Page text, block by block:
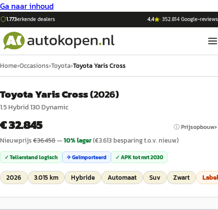
Ga naar inhoud
1.773erkende dealers 4,4 ·352.814Google-reviews
Home›Occasions›Toyota›Toyota Yaris Cross
Toyota Yaris Cross(2026)
1.5 Hybrid 130 Dynamic
€ 32.845 ⓘ Prijsopbouw
Nieuwprijs€36.458—10% lager(€3.613 besparing t.o.v. nieuw)
✓ Tellerstand logisch ✈ Geïmporteerd ✓ APK totmrt 2030
2026 3.015 km Hybride Automaat Suv Zwart
1/38